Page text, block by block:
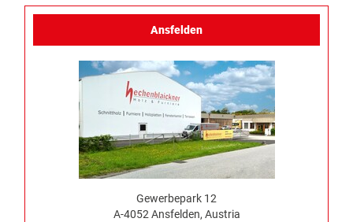
Ansfelden
Gewerbepark 12
A-4052 Ansfelden, Austria